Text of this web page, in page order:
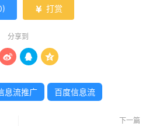
)  打赏
分享到
  
息流推广 百度信息流
下一篇